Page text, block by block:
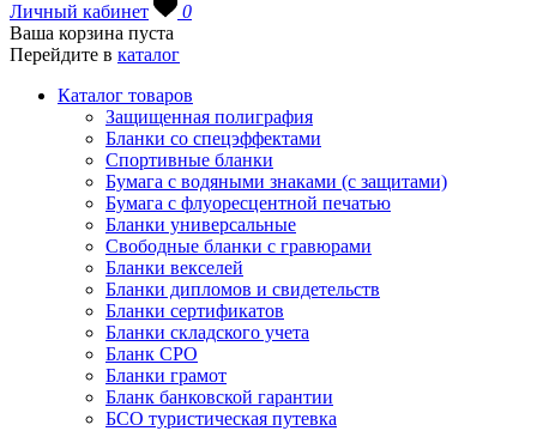
Личный кабинет
0
Ваша корзина пуста
Перейдите в каталог
Каталог товаров
Защищенная полиграфия
Бланки со спецэффектами
Спортивные бланки
Бумага с водяными знаками (с защитами)
Бумага с флуоресцентной печатью
Бланки универсальные
Свободные бланки с гравюрами
Бланки векселей
Бланки дипломов и свидетельств
Бланки сертификатов
Бланки складского учета
Бланк СРО
Бланки грамот
Бланк банковской гарантии
БСО туристическая путевка